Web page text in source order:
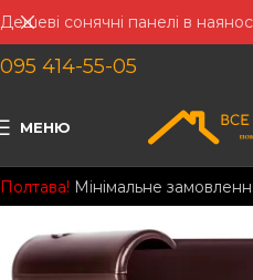
095 414-55-05
МЕНЮ
Полтава! Мінімальне
Дешеві сонячні панелі в